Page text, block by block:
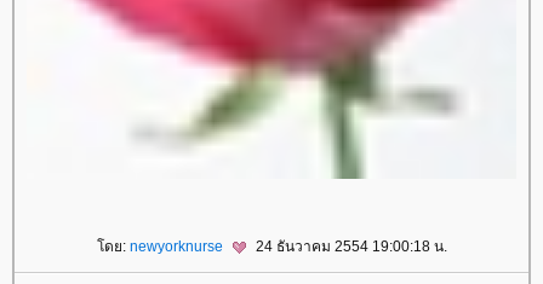
ดย: newyorknurse 24 ธันวาคม 2554 19:00:18 น.